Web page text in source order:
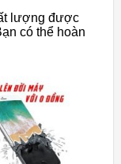
lượng được
có thể hoàn